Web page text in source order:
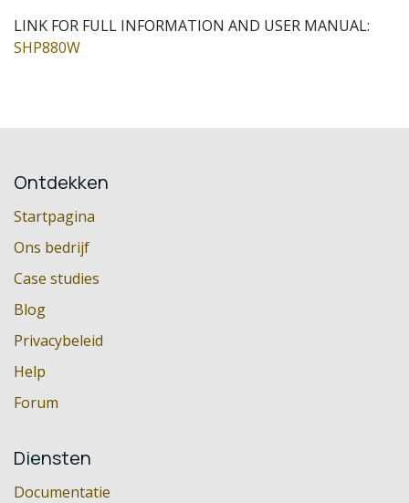
LINK FOR FULL INFORMATION AND USER MANUAL:
SHP880W
Ontdekken
Startpagina
Ons bedrijf
Case studies
Blog
Privacybeleid
Help
Forum
Diensten
Documentatie